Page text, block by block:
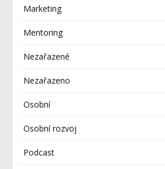
Marketing
Mentoring
Nezařazené
Nezařazeno
Osobní
Osobní rozvoj
Podcast